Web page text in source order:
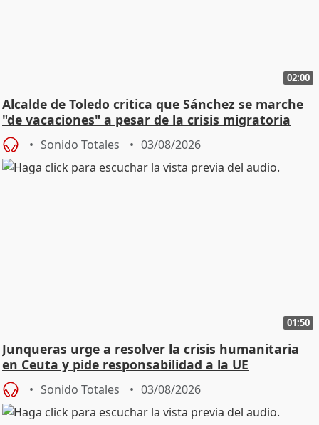
02:00
Alcalde de Toledo critica que Sánchez se marche
"de vacaciones" a pesar de la crisis migratoria
Sonido Totales 03/08/2026
01:50
Junqueras urge a resolver la crisis humanitaria
en Ceuta y pide responsabilidad a la UE
Sonido Totales 03/08/2026